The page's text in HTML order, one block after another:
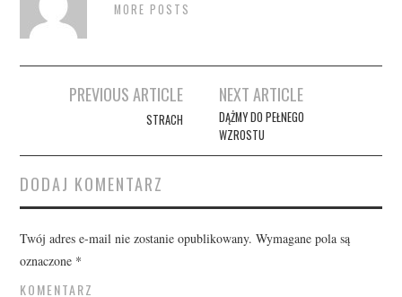
MORE POSTS
PREVIOUS ARTICLE
STRACH
NEXT ARTICLE
DĄŻMY DO PEŁNEGO
WZROSTU
DODAJ KOMENTARZ
Twój adres e-mail nie zostanie opublikowany. Wymagane pola są
oznaczone *
KOMENTARZ